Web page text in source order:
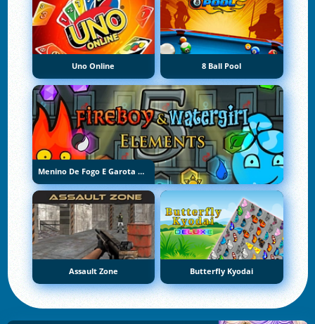
Uno Online 8 Ball Pool
Menino De Fogo E Garota De Água 5: Elementos
Assault Zone Butterfly Kyodai